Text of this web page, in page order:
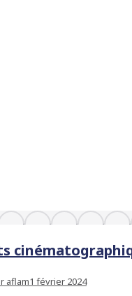
aflam1 février 2024